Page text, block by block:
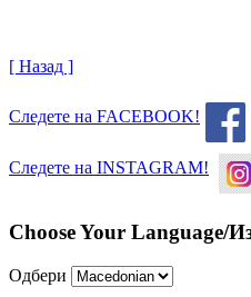
[ Назад ]
Следете на FACEBOOK!
Следете на INSTAGRAM!
Choose Your Language/
Одбери